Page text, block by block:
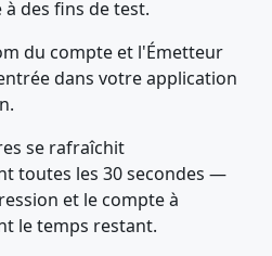
des fins de test.
du compte et l'Émetteur
dans votre application
se rafraîchit
toutes les 30 secondes —
et le compte à
le temps restant.